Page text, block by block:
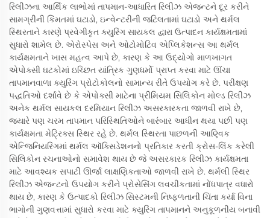
રિલીઝના આર્થિક લાભોમાં તાપમાન-આધારિત રિલીઝ એજન્ટને દૂર કરીને
સામગ્રીની કિંમતમાં ઘટાડો, ઇન્વેન્ટરીની જટિલતામાં ઘટાડો અને થર્મલ
સ્થિરતાને કારણે પ્રવેગીકૃત ક્યુરિંગ સાયકલ દ્વારા ઉત્પાદન કાર્યક્ષમતામાં
સુધારો શામેલ છે. એરોસ્પેસ અને ઓટોમોટિવ એપ્લિકેશન્સ આ થર્મલ
કાર્યક્ષમતાને ખાસ મહત્વ આપે છે, કારણ કે આ ઉદ્યોગો માળખાગત
એપોક્સી ઘટકોમાં ઇચ્છિત યાંત્રિક ગુણધર્મો પ્રાપ્ત કરવા માટે ઊંચા
તાપમાનવાળા ક્યુરિંગ પ્રોટોકોલનો સામાન્ય રીતે ઉપયોગ કરે છે. પરીક્ષણ
પદ્ધતિઓ દર્શાવે છે કે એપોક્સી માટેના પ્રીમિયમ સિલિકોન મોલ્ડ રિલીઝ
અનેક થર્મલ સાયકલ દરમિયાન રિલીઝ અસરકારકતા જાળવી રાખે છે,
જ્યારે પણ ચરમ તાપમાન પરિસ્થિતિઓને બારંબાર આધીન થયા પછી પણ
કાર્યક્ષમતા મેટ્રિક્સ સ્થિર રહે છે. થર્મલ સ્થિરતા પાછળની આણ્વિક
એન્જિનિયરિંગમાં થર્મલ ઑક્સિડેશનનો પ્રતિકાર કરતી ક્રોસ-લિંક કરેલી
સિલિકોન રચનાઓનો સમાવેશ થાય છે જે અસરકારક રિલીઝ કાર્યક્ષમતા
માટે આવશ્યક સપાટી ઊર્જા લાક્ષણિકતાઓ જાળવી રાખે છે. થર્મલી સ્થિર
રિલીઝ એજન્ટનો ઉપયોગ કરીને પ્રોસેસિંગ લવચીકતામાં નોંધપાત્ર વધારો
થાય છે, કારણ કે ઉત્પાદકો રિલીઝ સિસ્ટમની નિષ્ફળતાની ચિંતા કર્યા વિના
ભાગોની ગુણવત્તામાં સુધારો કરવા માટે ક્યુરિંગ તાપમાનને અનુકૂળનીય બનાવી